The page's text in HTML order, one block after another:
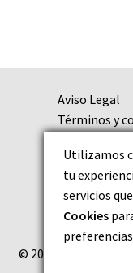
Aviso Legal
Términos y
Política de
Política de
© 2026
Utilizamos
tu
servicios
Cookies